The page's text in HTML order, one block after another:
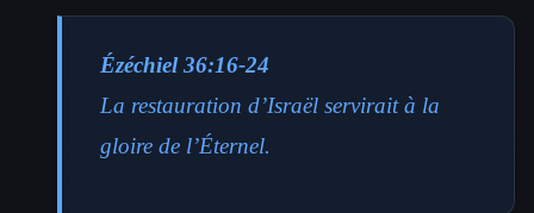
Ézéchiel 36:16-24
La restauration d’Israël servirait à la
gloire de l’Éternel.